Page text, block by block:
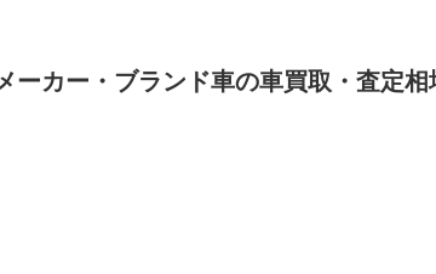
ーカー・ブランド車の車買取・査定相